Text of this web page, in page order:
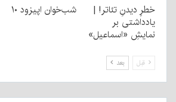
خطرِ دیدنِ تئاتر! |
یادداشتی بر
نمایشِ «اسماعیل»
شب‌خوان اپیزود ۱۰
قبل بعد